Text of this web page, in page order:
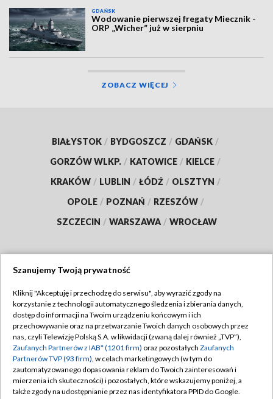
GDAŃSK
Wodowanie pierwszej fregaty Miecznik -
ORP „Wicher” już w sierpniu
ZOBACZ WIĘCEJ
BIAŁYSTOK / BYDGOSZCZ / GDAŃSK /
GORZÓW WLKP. / KATOWICE / KIELCE /
KRAKÓW / LUBLIN / ŁÓDŹ / OLSZTYN /
OPOLE / POZNAŃ / RZESZÓW /
SZCZECIN / WARSZAWA / WROCŁAW
TVP
Abonament TVP
Emisja w TVP
Centrum informacji TVP
Naziemna Telewizja Cyfrowa
Regulamin TVP
Polityka prywatności
Moje zgody
Pomoc
Szanujemy Twoją prywatność
Kliknij "Akceptuję i przechodzę do serwisu", aby wyrazić zgody na
korzystanie z technologii automatycznego śledzenia i zbierania danych,
dostęp do informacji na Twoim urządzeniu końcowym i ich
przechowywanie oraz na przetwarzanie Twoich danych osobowych przez
nas, czyli Telewizję Polską S.A. w likwidacji (zwaną dalej również „TVP”),
Zaufanych Partnerów z IAB* (1201 firm) oraz pozostałych Zaufanych
Partnerów TVP (93 firm), w celach marketingowych (w tym do
zautomatyzowanego dopasowania reklam do Twoich zainteresowań i
mierzenia ich skuteczności) i pozostałych, które wskazujemy poniżej, a
także zgody na udostępnianie przez nas identyfikatora PPID do Google.